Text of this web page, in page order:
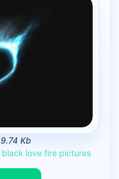
Kb
black love fire pictures